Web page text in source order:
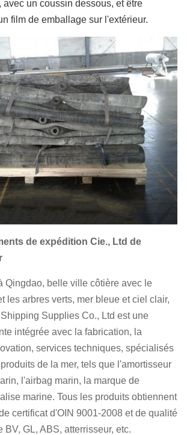
avec un coussin dessous, et être
film de emballage sur l'extérieur.
de expédition Cie., Ltd de
Qingdao, belle ville côtière avec le
les arbres verts, mer bleue et ciel clair,
Supplies Co., Ltd est une
intégrée avec la fabrication, la
services techniques, spécialisés
de la mer, tels que l'amortisseur
l'airbag marin, la marque de
marine. Tous les produits obtiennent
certificat d'OIN 9001-2008 et de qualité
BV, GL, ABS, atterrisseur, etc.